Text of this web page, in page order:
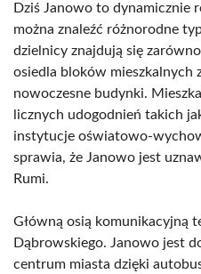
Dziś Janowo to dynamicznie
można znaleźć różnorodne
dzielnicy znajdują się
osiedla bloków mieszkalnych
nowoczesne budynki.
licznych udogodnień takich
instytucje oświatowo-
sprawia, że Janowo jest
Rumi.
Główną osią komunikacyjną
Dąbrowskiego. Janowo jest
centrum miasta dzięki